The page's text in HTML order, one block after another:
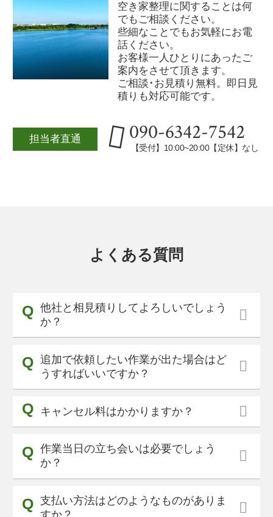
空き家整理に関することは何
でもご相談ください。
些細なことでもお気軽にお電
話ください。
お客様一人ひとりにあったご
案内をさせて頂きます。
ご相談･お見積り無料。即日見
積りも対応可能です。
担当者直通 090-6342-7542
【受付】10:00~20:00【定休】なし
よくある質問
他社と相見積りしてよろしいでしょう
か？
追加で依頼したい作業が出た場合はど
うすればいいですか？
キャンセル料はかかりますか？
作業当日の立ち会いは必要でしょう
か？
支払い方法はどのようなものがありま